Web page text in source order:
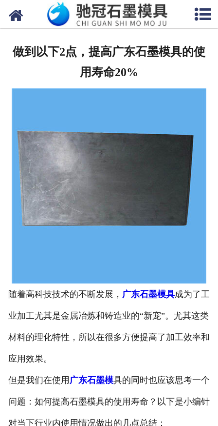
网站首页
新闻中心
联系我们
做到以下2点，提高广东石墨模具的使
用寿命20%
随着高科技技术的不断发展， 广东石墨模具成为了工
业加工尤其是金属冶炼和铸造业的“新宠”。尤其这类
材料的理化特性，所以在很多方便提高了加工效率和
应用效果。
但是我们在使用 广东石墨模具的同时也应该思考一个
问题：如何提高石墨模具的使用寿命？以下是小编针
对当下行业内使用情况做出的几点总结：